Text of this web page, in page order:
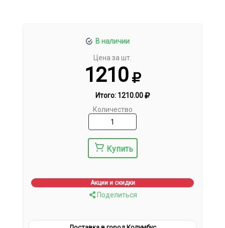
В наличии
Цена за шт.
1210
Итого: 1210.00
Количество
Купить
Акции и скидки
Поделиться